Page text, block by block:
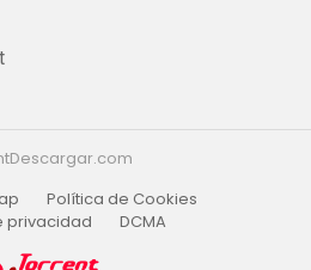
Política de Cookies
privacidad
DCMA